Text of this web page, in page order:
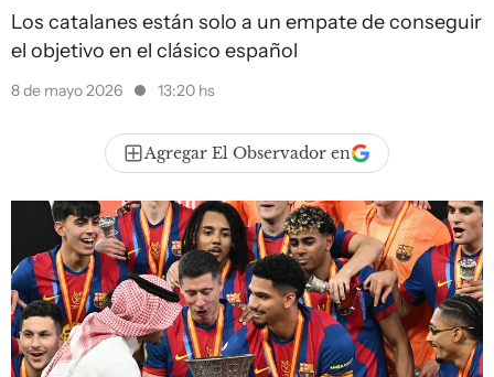
Los catalanes están solo a un empate de conseguir
el objetivo en el clásico español
8 de mayo 2026 13:20 hs
Agregar El Observador en